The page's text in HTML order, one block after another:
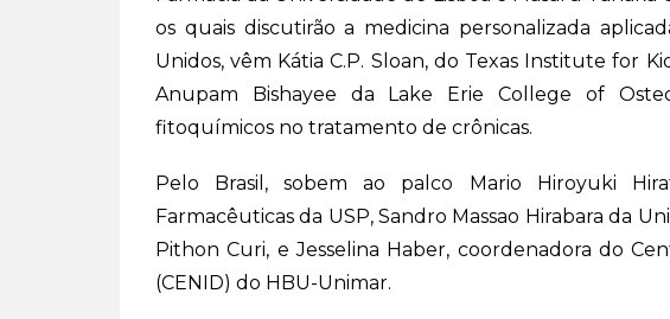
os quais discutirão a medicina personalizada
Unidos, vêm Kátia C.P. Sloan, do Texas Institute for
Anupam Bishayee da Lake Erie College of
fitoquímicos no tratamento de crônicas.
Pelo Brasil, sobem ao palco Mario Hiroyuki
Farmacêuticas da USP, Sandro Massao Hirabara da
Pithon Curi, e Jesselina Haber, coordenadora do
(CENID) do HBU-Unimar.